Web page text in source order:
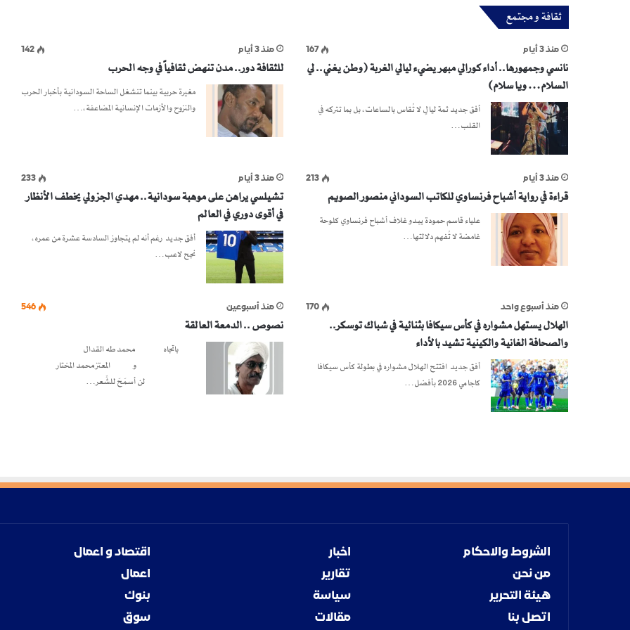
ثقافة و مجتمع
منذ 3 أيام 167
نانسي وجمهورها.. أداء كورالي مبهر يضيء ليالي الغربة (وطن يغني.. لي
السلام… ويا سلام)
أفق جديد ثمة ليالٍ لا تُقاس بالساعات، بل بما تتركه في
القلب…
منذ 3 أيام 142
للثقافة دور.. مدن تنهض ثقافياً في وجه الحرب
مغيرة حربية بينما تنشغل الساحة السودانية بأخبار الحرب
والنزوح والأزمات الإنسانية المضاعفة،…
منذ 3 أيام 213
قراءة في رواية أشباح فرنساوي للكاتب السوداني منصور الصويم
علياء قاسم حمودة يبدو غلاف أشباح فرنساوي كلوحة
غامضة لا تُفهم دلالتها…
منذ 3 أيام 233
تشيلسي يراهن على موهبة سودانية.. مهدي الجزولي يخطف الأنظار
في أقوى دوري في العالم
أفق جديد رغم أنه لم يتجاوز السادسة عشرة من عمره،
نجح لاعب…
منذ أسبوع واحد 170
الهلال يستهل مشواره في كأس سيكافا بثنائية في شباك توسكر..
والصحافة الغانية والكينية تشيد بالأداء
أفق جديد افتتح الهلال مشواره في بطولة كأس سيكافا
كاجامي 2026 بأفضل…
منذ أسبوعين 546
نصوص .. الدمعة العالقة
باتجاه محمد طه القدال
و المعتز محمد المختار
لن أسمَحَ للشِّعر…
الشروط والاحكام
من نحن
هيئة التحرير
اتصل بنا
اخبار
تقارير
سياسة
مقالات
اقتصاد و اعمال
اعمال
بنوك
سوق